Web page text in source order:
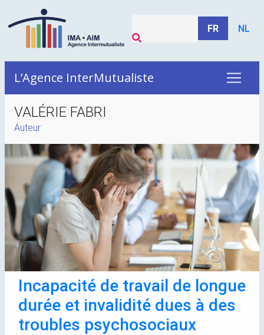
FR NL
L’Agence InterMutualiste
VALÉRIE FABRI
Auteur
Incapacité de travail de longue
durée et invalidité dues à des
troubles psychosociaux